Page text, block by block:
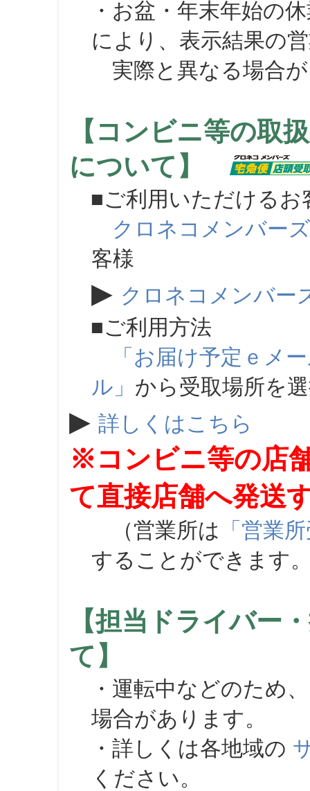
・お盆・年末年始の
により、表示結果の
実際と異なる場合が
【コンビニ等の取
について】
■ご利用いただけるお
クロネコメンバーズ
客様
▶ クロネコメンバー
■ご利用方法
「お届け予定ｅメ
ル」 から受取場所を
▶ 詳しくはこちら
※コンビニ等の店
て直接店舗へ発送
（営業所は 「営業
することができます
【担当ドライバー
て】
・運転中などのため
場合があります。
・詳しくは各地域の
ください。